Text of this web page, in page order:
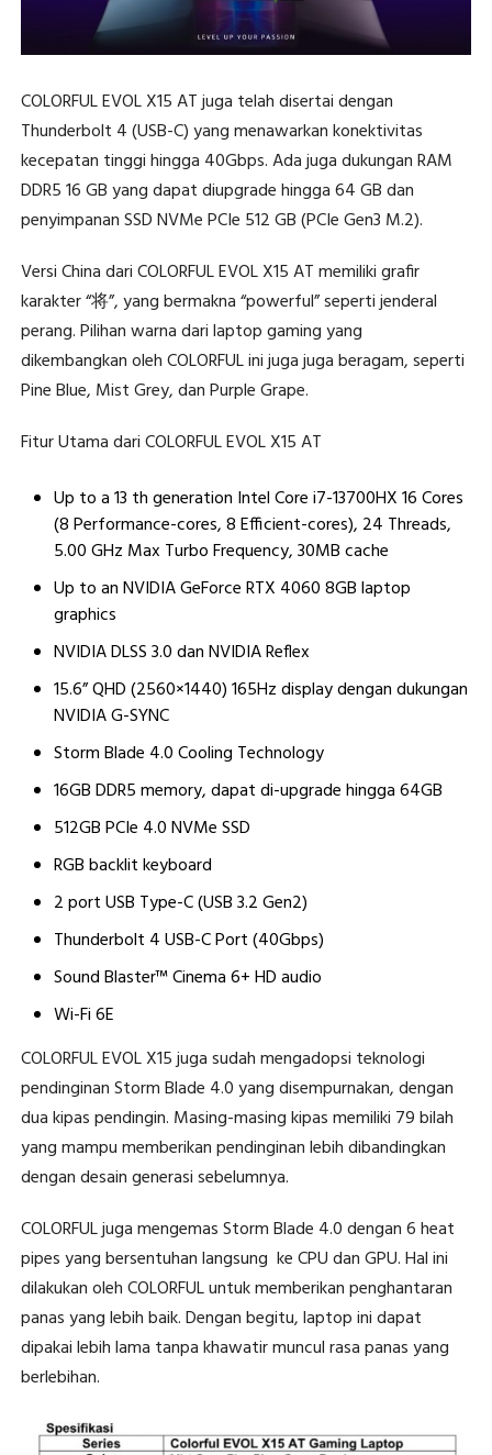
COLORFUL EVOL X15 AT juga telah disertai dengan
Thunderbolt 4 (USB-C) yang menawarkan konektivitas
kecepatan tinggi hingga 40Gbps. Ada juga dukungan RAM
DDR5 16 GB yang dapat diupgrade hingga 64 GB dan
penyimpanan SSD NVMe PCIe 512 GB (PCIe Gen3 M.2).
Versi China dari COLORFUL EVOL X15 AT memiliki grafir
karakter “将”, yang bermakna “powerful” seperti jenderal
perang. Pilihan warna dari laptop gaming yang
dikembangkan oleh COLORFUL ini juga juga beragam, seperti
Pine Blue, Mist Grey, dan Purple Grape.
Fitur Utama dari COLORFUL EVOL X15 AT
Up to a 13 th generation Intel Core i7-13700HX 16 Cores
(8 Performance-cores, 8 Efficient-cores), 24 Threads,
5.00 GHz Max Turbo Frequency, 30MB cache
Up to an NVIDIA GeForce RTX 4060 8GB laptop
graphics
NVIDIA DLSS 3.0 dan NVIDIA Reflex
15.6” QHD (2560×1440) 165Hz display dengan dukungan
NVIDIA G-SYNC
Storm Blade 4.0 Cooling Technology
16GB DDR5 memory, dapat di-upgrade hingga 64GB
512GB PCIe 4.0 NVMe SSD
RGB backlit keyboard
2 port USB Type-C (USB 3.2 Gen2)
Thunderbolt 4 USB-C Port (40Gbps)
Sound Blaster™ Cinema 6+ HD audio
Wi-Fi 6E
COLORFUL EVOL X15 juga sudah mengadopsi teknologi
pendinginan Storm Blade 4.0 yang disempurnakan, dengan
dua kipas pendingin. Masing-masing kipas memiliki 79 bilah
yang mampu memberikan pendinginan lebih dibandingkan
dengan desain generasi sebelumnya.
COLORFUL juga mengemas Storm Blade 4.0 dengan 6 heat
pipes yang bersentuhan langsung ke CPU dan GPU. Hal ini
dilakukan oleh COLORFUL untuk memberikan penghantaran
panas yang lebih baik. Dengan begitu, laptop ini dapat
dipakai lebih lama tanpa khawatir muncul rasa panas yang
berlebihan.